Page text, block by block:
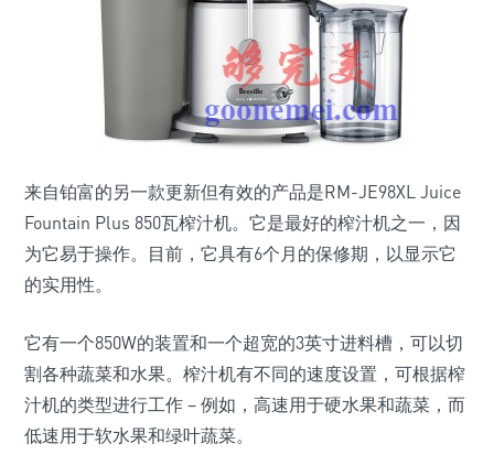
来自铂富的另一款更新但有效的产品是RM-JE98XL Juice
Fountain Plus 850瓦榨汁机。它是最好的榨汁机之一，因
为它易于操作。目前，它具有6个月的保修期，以显示它
的实用性。
它有一个850W的装置和一个超宽的3英寸进料槽，可以切
割各种蔬菜和水果。榨汁机有不同的速度设置，可根据榨
汁机的类型进行工作 – 例如，高速用于硬水果和蔬菜，而
低速用于软水果和绿叶蔬菜。